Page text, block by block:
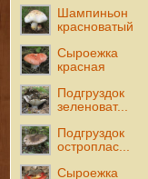
Шампиньон
красноватый
Сыроежка
красная
Подгруздок
зеленоват...
Подгруздок
остроплас...
Сыроежка